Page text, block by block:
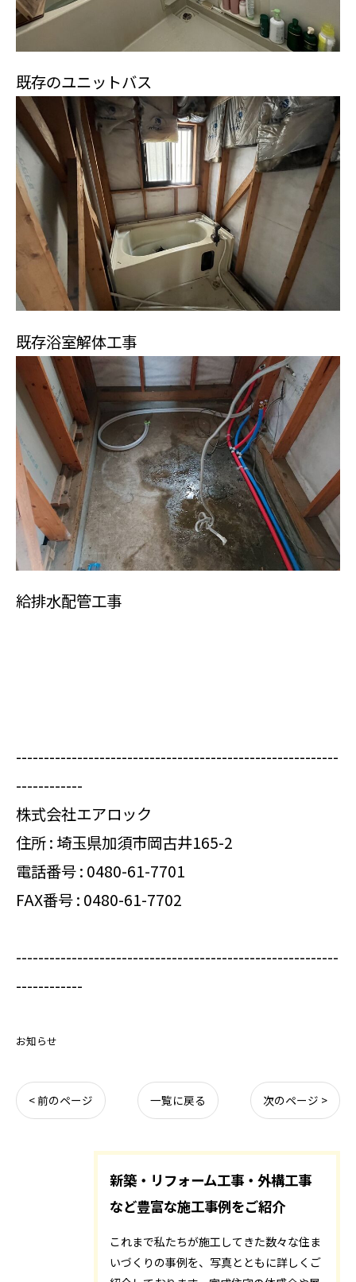
既存のユニットバス
既存浴室解体工事
給排水配管工事
----------------------------------------------------------
------------
株式会社エアロック
住所 : 埼玉県加須市岡古井165-2
電話番号 : 0480-61-7701
FAX番号 : 0480-61-7702
----------------------------------------------------------
------------
お知らせ
< 前のページ 一覧に戻る 次のページ >
新築・リフォーム工事・外構工事
など豊富な施工事例をご紹介
これまで私たちが施工してきた数々な住ま
いづくりの事例を、写真とともに詳しくご